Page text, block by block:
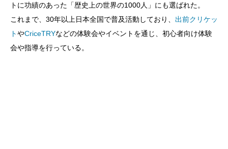
トに功績のあった「歴史上の世界の1000人」にも選ばれた。
これまで、30年以上日本全国で普及活動しており、 出前クリケッ
トやCriceTRYなどの体験会やイベントを通じ、初心者向け体験
会や指導を行っている。